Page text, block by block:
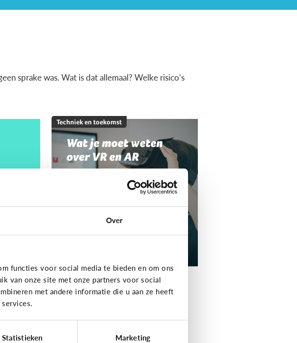
Over
functies voor social media te bieden en om ons
van onze site met onze partners voor social
met andere informatie die u aan ze heeft
Statistieken Marketing
sprake was. Wat is dat allemaal? Welke risico’s
Techniek en toekomst
Wat je moet weten
over VR en AR